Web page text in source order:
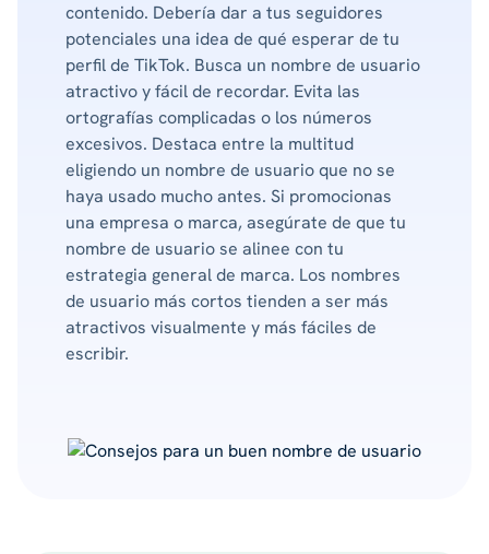
contenido. Debería dar a tus seguidores
potenciales una idea de qué esperar de tu
perfil de TikTok. Busca un nombre de usuario
atractivo y fácil de recordar. Evita las
ortografías complicadas o los números
excesivos. Destaca entre la multitud
eligiendo un nombre de usuario que no se
haya usado mucho antes. Si promocionas
una empresa o marca, asegúrate de que tu
nombre de usuario se alinee con tu
estrategia general de marca. Los nombres
de usuario más cortos tienden a ser más
atractivos visualmente y más fáciles de
escribir.